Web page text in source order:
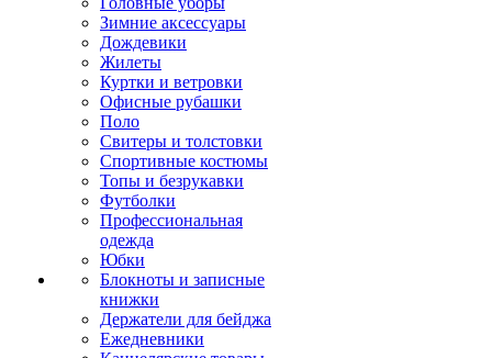
Зимние аксессуары
Дождевики
Жилеты
Куртки и ветровки
Офисные рубашки
Поло
Свитеры и толстовки
Спортивные костюмы
Топы и безрукавки
Футболки
Профессиональная
одежда
Юбки
Блокноты и записные
книжки
Держатели для бейджа
Ежедневники